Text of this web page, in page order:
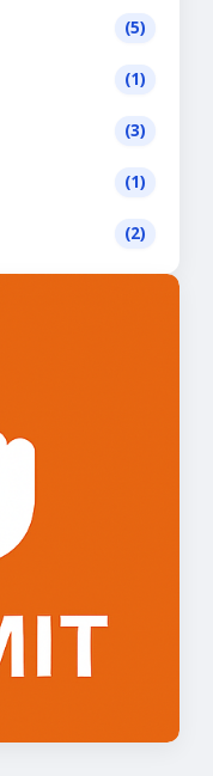
(5)
(1)
(3)
(1)
(2)